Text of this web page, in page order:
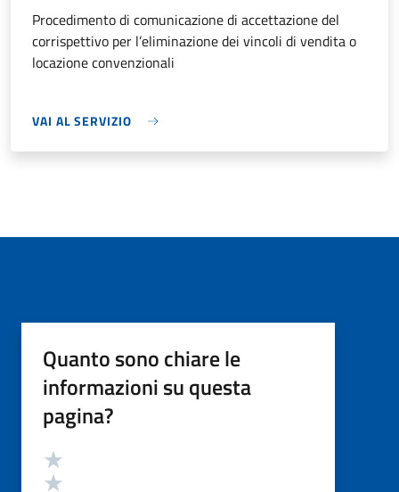
Procedimento di comunicazione di accettazione del
corrispettivo per l’eliminazione dei vincoli di vendita o
locazione convenzionali
VAI AL SERVIZIO
Quanto sono chiare le
informazioni su questa
pagina?
Valutazione